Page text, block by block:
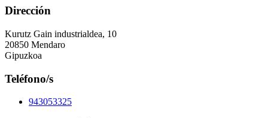
Dirección
Kurutz Gain industrialdea, 10
20850 Mendaro
Gipuzkoa
Teléfono/s
943053325